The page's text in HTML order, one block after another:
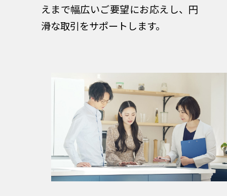
えまで幅広いご要望にお応えし、円
滑な取引をサポートします。